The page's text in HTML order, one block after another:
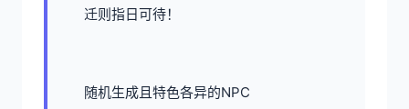
迁则指日可待！
随机生成且特色各异的NPC